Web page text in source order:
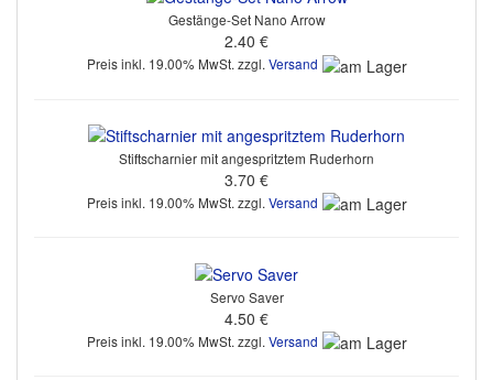
Gestänge-Set Nano Arrow
2.40 €
Preis inkl. 19.00% MwSt. zzgl.Versand
Stiftscharnier mit angespritztem Ruderhorn
3.70 €
Preis inkl. 19.00% MwSt. zzgl. Versand
Servo Saver
4.50 €
Preis inkl. 19.00% MwSt. zzgl. Versand